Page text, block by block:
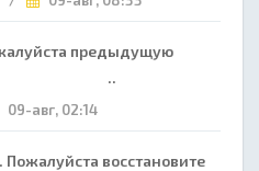
предыдущую
эту. ..
09-авг, 02:14
Пожалуйста восстановите